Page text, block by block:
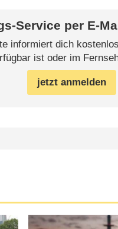
Service per E-
informiert dich
ist oder im
jetzt anmelden